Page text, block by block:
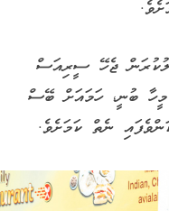
ޖެހޭ ސީރިއަސް
ބުނީ، ހަމައަށް ބޭސް
ނެތް ކަމަށެވެ.